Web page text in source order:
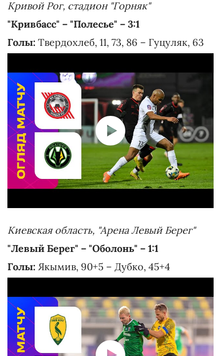
Кривой Рог, стадион "Горняк"
"Кривбасс" – "Полесье" – 3:1
Голы: Твердохлеб, 11, 73, 86 – Гуцуляк, 63
Киевская область, "Арена Левый Берег"
"Левый Берег" – "Оболонь" – 1:1
Голы: Якымив, 90+5 – Дубко, 45+4